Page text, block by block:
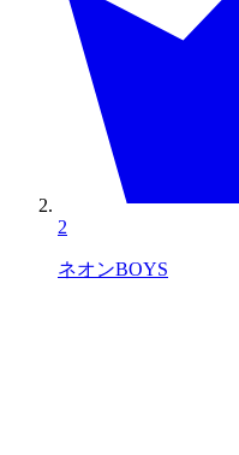
2
ネオンBOYS